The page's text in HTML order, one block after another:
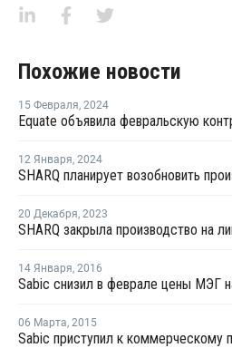
Похожие новости
15 Февраля, 2024
12 Января, 2024
20 Декабря, 2023
14 Января, 2016
Sabic снизил в феврале цены МЭГ
06 Марта, 2015